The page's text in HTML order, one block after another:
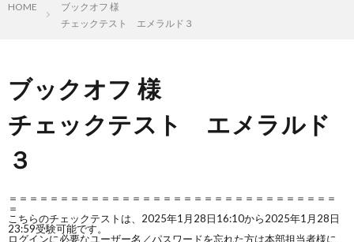
HOME
ブックオフ 様
チェックテスト エメラルド３
ブックオフ 様
チェックテスト エメラルド
３
＝＝＝＝＝＝＝＝＝＝＝＝＝＝＝＝＝＝＝＝＝＝＝＝＝＝＝＝＝＝＝＝
＝
こちらのチェックテストは、2025年1月28日16:10から2025年1月28日
23:59受験可能です。
ログインに必要なユーザー名／パスワードを忘れた方は本部担当者様に